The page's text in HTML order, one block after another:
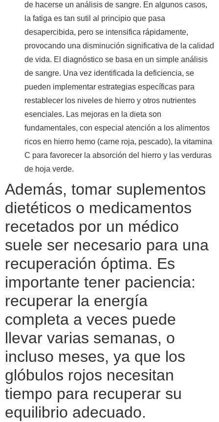
de hacerse un análisis de sangre. En algunos casos,
la fatiga es tan sutil al principio que pasa
desapercibida, pero se intensifica rápidamente,
provocando una disminución significativa de la calidad
de vida. El diagnóstico se basa en un simple análisis
de sangre. Una vez identificada la deficiencia, se
pueden implementar estrategias específicas para
restablecer los niveles de hierro y otros nutrientes
esenciales. Las mejoras en la dieta son
fundamentales, con especial atención a los alimentos
ricos en hierro hemo (carne roja, pescado), la vitamina
C para favorecer la absorción del hierro y las verduras
de hoja verde.
Además, tomar suplementos
dietéticos o medicamentos
recetados por un médico
suele ser necesario para una
recuperación óptima. Es
importante tener paciencia:
recuperar la energía
completa a veces puede
llevar varias semanas, o
incluso meses, ya que los
glóbulos rojos necesitan
tiempo para recuperar su
equilibrio adecuado.